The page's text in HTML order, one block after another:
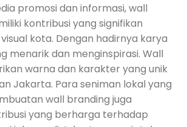
promosi dan informasi, wall
kontribusi yang signifikan
kota. Dengan hadirnya karya
menarik dan menginspirasi. Wall
warna dan karakter yang unik
Jakarta. Para seniman lokal yang
wall branding juga
yang berharga terhadap